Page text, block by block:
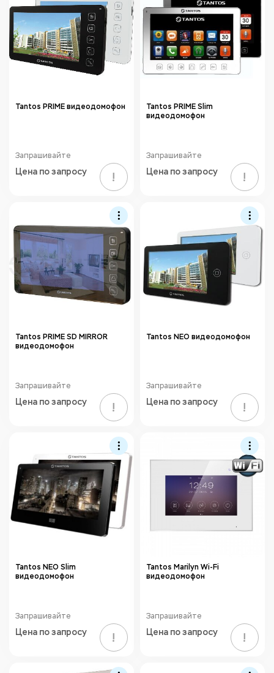
Tantos PRIME видеодомофон
Запрашивайте
Цена по запросу !
Tantos PRIME Slim
видеодомофон
Запрашивайте
Цена по запросу !
Tantos PRIME SD MIRROR
видеодомофон
Запрашивайте
Цена по запросу !
Tantos NEO видеодомофон
Запрашивайте
Цена по запросу !
Tantos NEO Slim
видеодомофон
Запрашивайте
Цена по запросу !
Tantos Marilyn Wi-Fi
видеодомофон
Запрашивайте
Цена по запросу !